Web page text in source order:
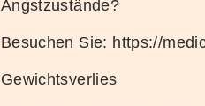
Angstzustände?
Besuchen Sie: https://
Gewichtsverlies